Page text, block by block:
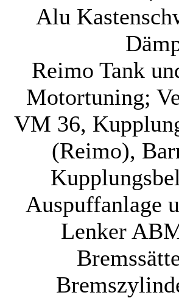
Alu
Reimo Tank
Motortuning;
VM 36,
(Reimo),
Auspuffanlage
Lenker